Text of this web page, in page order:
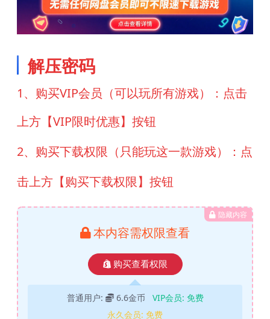
解压密码
1、购买VIP会员（可以玩所有游戏）：点击
上方【VIP限时优惠】按钮
2、购买下载权限（只能玩这一款游戏）：点
击上方【购买下载权限】按钮
隐藏内容
本内容需权限查看
购买查看权限
普通用户: 6.6金币 VIP会员: 免费
永久会员: 免费